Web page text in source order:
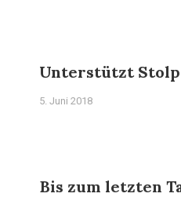
Unterstützt
5. Juni 2018
Bis zum letzten